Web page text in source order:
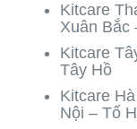
Kitcare
Xuân Bắc
Kitcare
Tây Hồ
Kitcare
Nội – Tố